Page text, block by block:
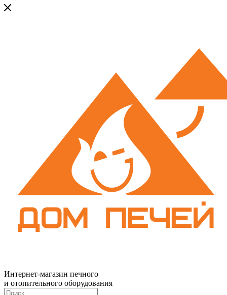
Интернет-магазин печного
и отопительного оборудования